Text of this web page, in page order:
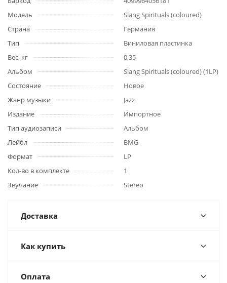
Модель
Slang Spirituals (coloured)
Страна
Германия
Тип
Виниловая пластинка
Вес, кг
0,35
Альбом
Slang Spirituals (coloured) (1LP)
Состояние
Новое
Жанр музыки
Jazz
Издание
Импортное
Тип аудиозаписи
Альбом
Лейбл
BMG
Формат
LP
Кол-во в комплекте
1
Звучание
Stereo
Доставка
Как купить
Оплата